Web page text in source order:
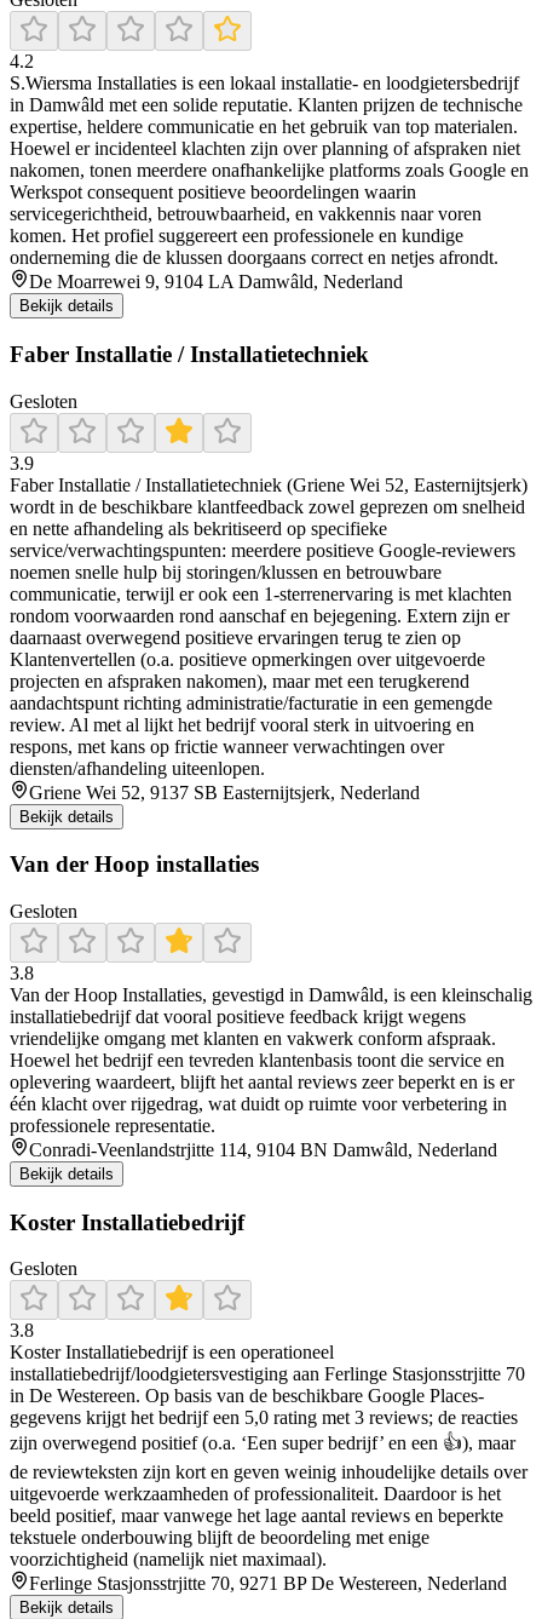
4.2
S.Wiersma Installaties is een lokaal installatie- en loodgietersbedrijf
in Damwâld met een solide reputatie. Klanten prijzen de technische
expertise, heldere communicatie en het gebruik van top materialen.
Hoewel er incidenteel klachten zijn over planning of afspraken niet
nakomen, tonen meerdere onafhankelijke platforms zoals Google en
Werkspot consequent positieve beoordelingen waarin
servicegerichtheid, betrouwbaarheid, en vakkennis naar voren
komen. Het profiel suggereert een professionele en kundige
onderneming die de klussen doorgaans correct en netjes afrondt.
De Moarrewei 9, 9104 LA Damwâld, Nederland
Bekijk details
Faber Installatie / Installatietechniek
Gesloten
3.9
Faber Installatie / Installatietechniek (Griene Wei 52, Easternijtsjerk)
wordt in de beschikbare klantfeedback zowel geprezen om snelheid
en nette afhandeling als bekritiseerd op specifieke
service/verwachtingspunten: meerdere positieve Google-reviewers
noemen snelle hulp bij storingen/klussen en betrouwbare
communicatie, terwijl er ook een 1-sterrenervaring is met klachten
rondom voorwaarden rond aanschaf en bejegening. Extern zijn er
daarnaast overwegend positieve ervaringen terug te zien op
Klantenvertellen (o.a. positieve opmerkingen over uitgevoerde
projecten en afspraken nakomen), maar met een terugkerend
aandachtspunt richting administratie/facturatie in een gemengde
review. Al met al lijkt het bedrijf vooral sterk in uitvoering en
respons, met kans op frictie wanneer verwachtingen over
diensten/afhandeling uiteenlopen.
Griene Wei 52, 9137 SB Easternijtsjerk, Nederland
Bekijk details
Van der Hoop installaties
Gesloten
3.8
Van der Hoop Installaties, gevestigd in Damwâld, is een kleinschalig
installatiebedrijf dat vooral positieve feedback krijgt wegens
vriendelijke omgang met klanten en vakwerk conform afspraak.
Hoewel het bedrijf een tevreden klantenbasis toont die service en
oplevering waardeert, blijft het aantal reviews zeer beperkt en is er
één klacht over rijgedrag, wat duidt op ruimte voor verbetering in
professionele representatie.
Conradi-Veenlandstrjitte 114, 9104 BN Damwâld, Nederland
Bekijk details
Koster Installatiebedrijf
Gesloten
3.8
Koster Installatiebedrijf is een operationeel
installatiebedrijf/loodgietersvestiging aan Ferlinge Stasjonsstrjitte 70
in De Westereen. Op basis van de beschikbare Google Places-
gegevens krijgt het bedrijf een 5,0 rating met 3 reviews; de reacties
zijn overwegend positief (o.a. ‘Een super bedrijf’ en een 👍), maar
de reviewteksten zijn kort en geven weinig inhoudelijke details over
uitgevoerde werkzaamheden of professionaliteit. Daardoor is het
beeld positief, maar vanwege het lage aantal reviews en beperkte
tekstuele onderbouwing blijft de beoordeling met enige
voorzichtigheid (namelijk niet maximaal).
Ferlinge Stasjonsstrjitte 70, 9271 BP De Westereen, Nederland
Bekijk details